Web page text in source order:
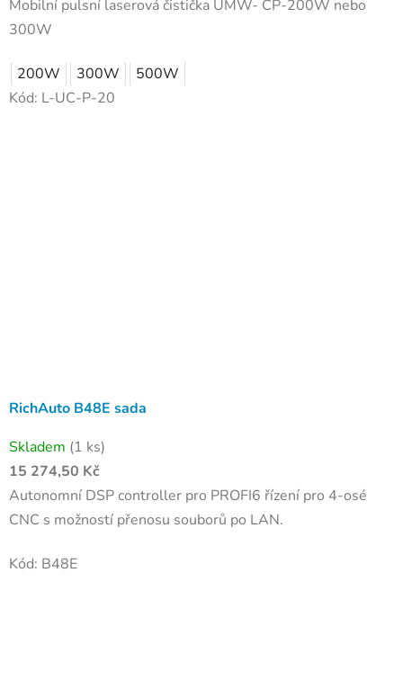
Mobilní pulsní laserová čistička UMW- CP-200W nebo
300W
200W 300W
500W
Kód: L-UC-P-20
RichAuto B48E sada
Skladem (1 ks)
15 274,50 Kč
Autonomní DSP controller pro PROFI6 řízení pro 4-osé
CNC s možností přenosu souborů po LAN.
Kód: B48E